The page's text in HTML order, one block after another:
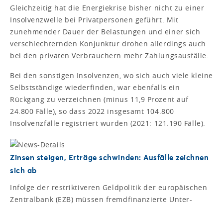
Gleichzeitig hat die Energiekrise bisher nicht zu einer
Insolvenzwelle bei Privatpersonen geführt. Mit
zunehmender Dauer der Belastungen und einer sich
verschlechternden Konjunktur drohen allerdings auch
bei den privaten Verbrauchern mehr Zahlungsausfälle.
Bei den sonstigen Insolvenzen, wo sich auch viele kleine
Selbstständige wiederfinden, war ebenfalls ein
Rückgang zu verzeichnen (minus 11,9 Prozent auf
24.800 Fälle), so dass 2022 insgesamt 104.800
Insolvenzfälle registriert wurden (2021: 121.190 Fälle).
Zinsen steigen, Erträge schwinden: Ausfälle zeichnen
sich ab
Infolge der restriktiveren Geldpolitik der europäischen
Zentralbank (EZB) müssen fremdfinanzierte Unter-